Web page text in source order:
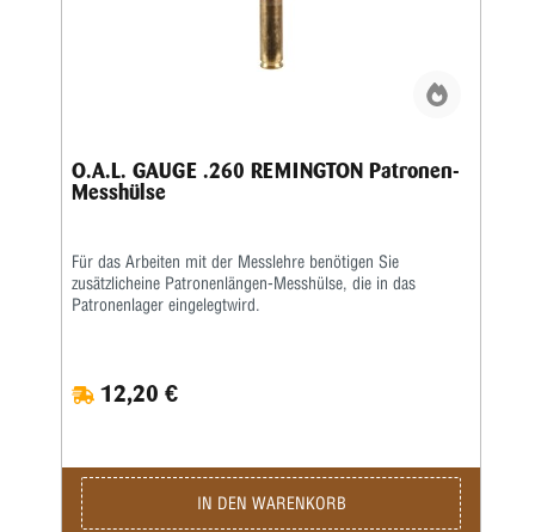
O.A.L. GAUGE .260 REMINGTON Patronen-
Messhülse
Für das Arbeiten mit der Messlehre benötigen Sie
zusätzlicheine Patronenlängen-Messhülse, die in das
Patronenlager eingelegtwird.
12,20 €
IN DEN WARENKORB